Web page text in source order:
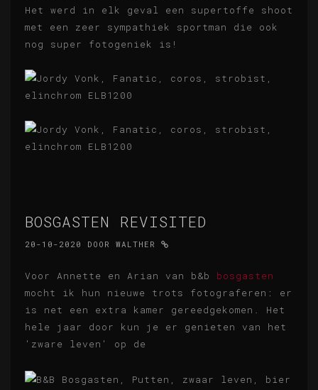
Het werd in elk geval een supertoffe shoot
met een zeer sympathiek sportman die ook
nog super fotogeniek is!
BOSGASTEN REVISITED
20-10-2020 DOOR WALTHER
Voor Annette en Arian van b&b bosgasten
mocht ik hun nieuwe trots fotograferen: er
is net een extra kamer gereedgekomen. Het
hele jaar door kun je er genieten van het
'zware leven' op de